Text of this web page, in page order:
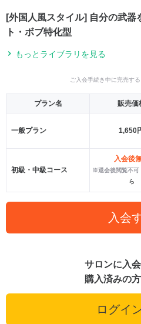
[外国人風スタイル] 自分の武器
ト・ボブ特化型
もっとライブラリを見る
ご入会手続き中に完売す
プラン名 販売価
一般プラン 1,650
初級・中級コース
入会後
※退会後閲覧不可
ら
入会
サロンに入
購入済みの
ログイ